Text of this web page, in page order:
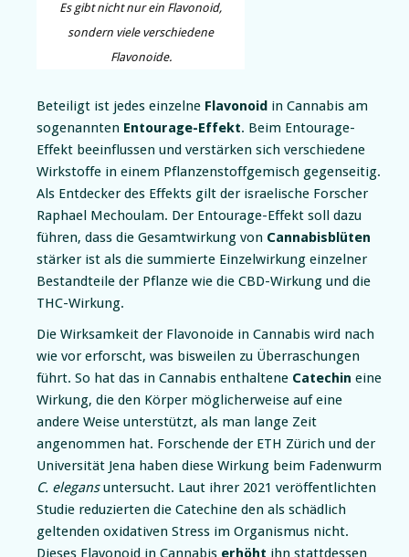
Es gibt nicht nur ein Flavonoid,
sondern viele verschiedene
Flavonoide.
Beteiligt ist jedes einzelne Flavonoid in Cannabis am
sogenannten Entourage-Effekt. Beim Entourage-
Effekt beeinflussen und verstärken sich verschiedene
Wirkstoffe in einem Pflanzenstoffgemisch gegenseitig.
Als Entdecker des Effekts gilt der israelische Forscher
Raphael Mechoulam. Der Entourage-Effekt soll dazu
führen, dass die Gesamtwirkung von Cannabisblüten
stärker ist als die summierte Einzelwirkung einzelner
Bestandteile der Pflanze wie die CBD-Wirkung und die
THC-Wirkung.
Die Wirksamkeit der Flavonoide in Cannabis wird nach
wie vor erforscht, was bisweilen zu Überraschungen
führt. So hat das in Cannabis enthaltene Catechin eine
Wirkung, die den Körper möglicherweise auf eine
andere Weise unterstützt, als man lange Zeit
angenommen hat. Forschende der ETH Zürich und der
Universität Jena haben diese Wirkung beim Fadenwurm
C. elegansuntersucht. Laut ihrer 2021 veröffentlichten
Studie reduzierten die Catechine den als schädlich
geltenden oxidativen Stress im Organismus nicht.
Dieses Flavonoid in Cannabis erhöht ihn stattdessen